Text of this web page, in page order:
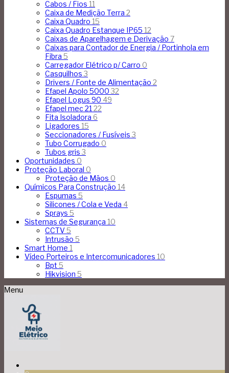
Cabos / Fios 11
Caixa de Medição Terra 2
Caixa Quadro 15
Caixa Quadro Estanque IP65 12
Caixas de Aparelhagem e Derivação 7
Caixas para Contador de Energia / Portinhola em
Fibra 5
Carregador Elétrico p/ Carro 0
Casquilhos3
Drivers / Fonte de Alimentação 2
Efapel Apolo 500032
Efapel Logus 90 49
Efapel mec 21 22
Fita Isoladora 6
Ligadores 15
Seccionadores / Fusíveis3
Tubo Corrugado 0
Tubos gris3
Oportunidades 0
Proteção Laboral 0
Proteção de Mãos 0
Químicos Para Construção 14
Espumas 5
Silicones / Cola e Veda 4
Sprays 5
Sistemas de Segurança 10
CCTV5
Intrusão 5
Smart Home 1
Vídeo Porteiros e Intercomunicadores 10
Bpt 5
Hikvision 5
Menu